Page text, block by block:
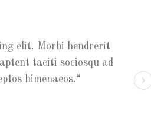
Morbi hendrerit
taciti sociosqu ad
himenaeos.
elit
elit. Morbi hendrerit
taciti sociosqu ad
himenaeos.